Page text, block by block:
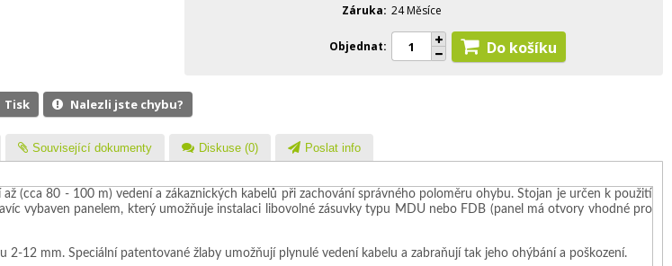
Záruka 24 Měsíce
Objednat Do košíku
Tisk Nalezli jste chybu?
Související dokumenty Diskuse (0) Poslat info
(cca 80 - 100 m) vedení a zákaznických kabelů při zachování správného poloměru ohybu. Stojan je určen k použití
vybaven panelem, který umožňuje instalaci libovolné zásuvky typu MDU nebo FDB (panel má otvory vhodné pro
2-12 mm. Speciální patentované žlaby umožňují plynulé vedení kabelu a zabraňují tak jeho ohýbání a poškození.